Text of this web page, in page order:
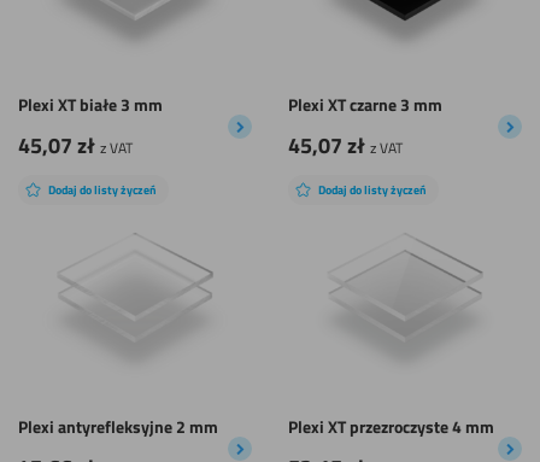
Plexi XT białe 3 mm
45,07zł z VAT
Plexi XT czarne 3 mm
45,07zł z VAT
Dodaj do listy życzeń
Plexi antyrefleksyjne 2 mm
Dodaj do listy życzeń
Plexi XT przezroczyste 4 mm